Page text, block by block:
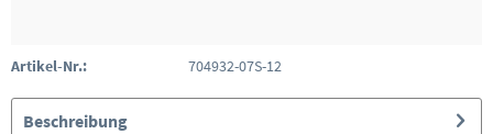
Artikel-Nr.: 704932-07S-12
Beschreibung